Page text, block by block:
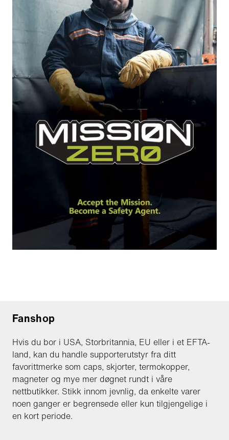
Fanshop
Hvis du bor i USA, Storbritannia, EU eller i et EFTA-
land, kan du handle supporterutstyr fra ditt
favorittmerke som caps, skjorter, termokopper,
magneter og mye mer døgnet rundt i våre
nettbutikker. Stikk innom jevnlig, da enkelte varer
noen ganger er begrensede eller kun tilgjengelige i
en kort periode.